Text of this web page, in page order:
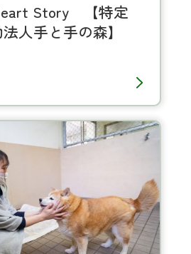
Story 【特定
人手と手の森】